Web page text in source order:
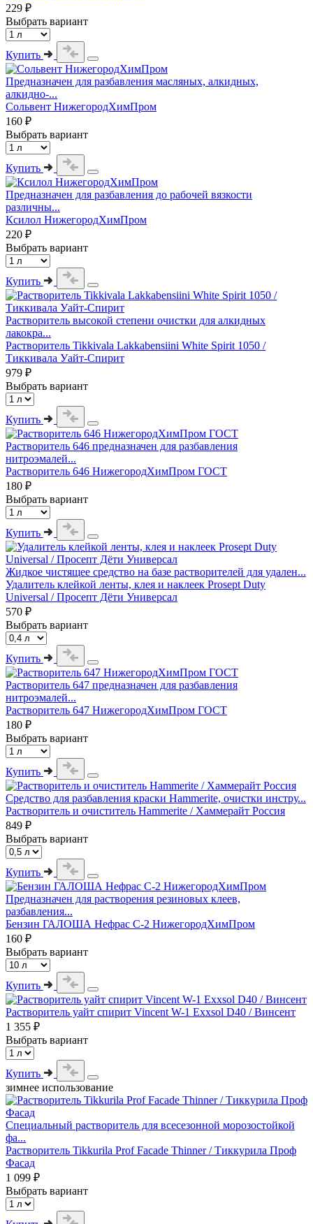
229 ₽
Выбрать вариант
Купить
Предназначен для разбавления масляных, алкидных,
алкидно-...
Сольвент НижегородХимПром
160 ₽
Выбрать вариант
Купить
Предназначен для разбавления до рабочей вязкости
различны...
Ксилол НижегородХимПром
220 ₽
Выбрать вариант
Купить
Растворитель высокой степени очистки для алкидных
лакокра...
Растворитель Tikkivala Lakkabensiini White Spirit 1050 /
Тиккивала Уайт-Спирит
979 ₽
Выбрать вариант
Купить
Растворитель 646 предназначен для разбавления
нитроэмалей...
Растворитель 646 НижегородХимПром ГОСТ
180 ₽
Выбрать вариант
Купить
Жидкое чистящее средство на базе растворителей для удален...
Удалитель клейкой ленты, клея и наклеек Prosept Duty
Universal / Просепт Дёти Универсал
570 ₽
Выбрать вариант
Купить
Растворитель 647 предназначен для разбавления
нитроэмалей...
Растворитель 647 НижегородХимПром ГОСТ
180 ₽
Выбрать вариант
Купить
Средство для разбавления краски Hammerite, очистки инстру...
Растворитель и очиститель Hammerite / Хаммерайт Россия
849 ₽
Выбрать вариант
Купить
Предназначен для растворения резиновых клеев,
разбавления...
Бензин ГАЛОША Нефрас С-2 НижегородХимПром
160 ₽
Выбрать вариант
Купить
Растворитель уайт спирит Vincent W-1 Exxsol D40 / Винсент
1 355 ₽
Выбрать вариант
Купить
зимнее использование
Специальный растворитель для всесезонной морозостойкой
фа...
Растворитель Tikkurila Prof Facade Thinner / Тиккурила Проф
Фасад
1 099 ₽
Выбрать вариант